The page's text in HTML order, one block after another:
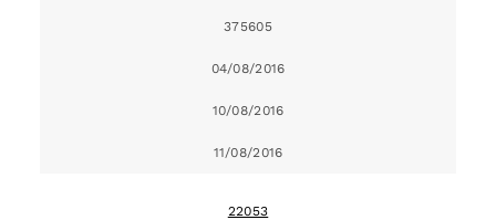
375605
04/08/2016
10/08/2016
11/08/2016
22053